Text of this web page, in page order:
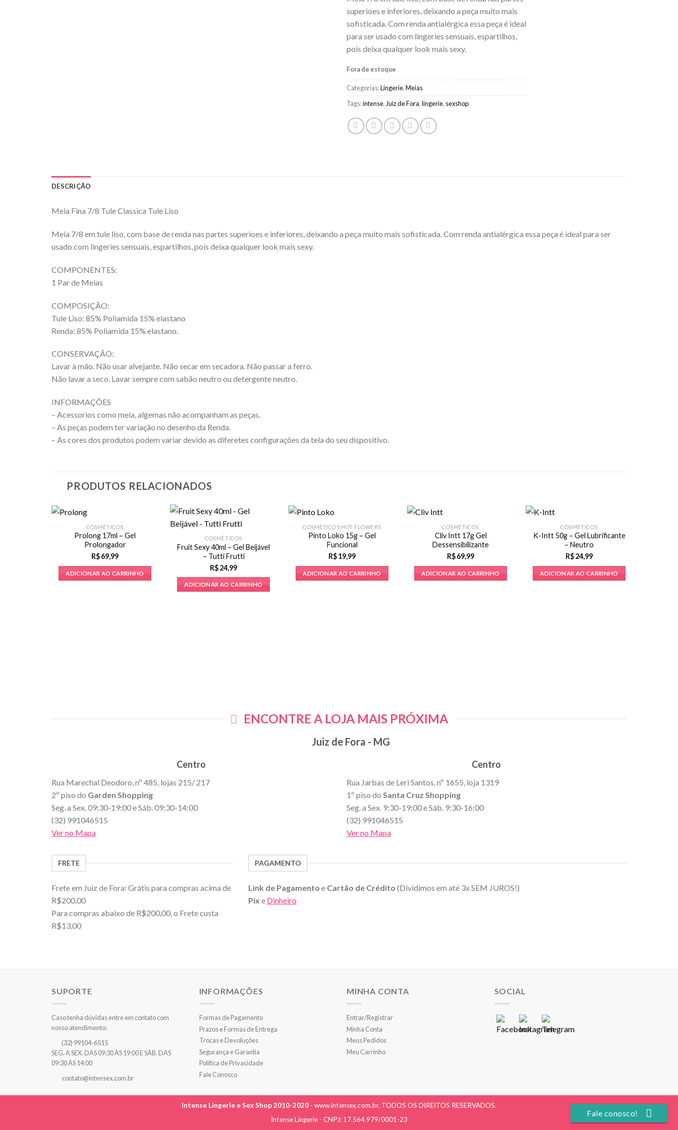
superioes e inferiores, deixando a peça muito mais
sofisticada. Com renda antialérgica essa peça é ideal
para ser usado com lingeries sensuais, espartilhos,
pois deixa qualquer look mais sexy.
Fora de estoque
Categorias:Lingerie,Meias
Tags:intense, Juiz de Fora,lingerie, sexshop
DESCRIÇÃO
Meia Fina 7/8 Tule Classica Tule Liso
Meia 7/8 em tule liso, com base de renda nas partes superioes e inferiores, deixando a peça muito mais sofisticada. Com renda antialérgica essa peça é ideal para ser
usado com lingeries sensuais, espartilhos, pois deixa qualquer look mais sexy.
COMPONENTES:
1 Par de Meias
COMPOSIÇÃO:
Tule Liso: 85% Poliamida 15% elastano
Renda: 85% Poliamida 15% elastano.
CONSERVAÇÃO:
Lavar à mão. Não usar alvejante. Não secar em secadora. Não passar a ferro.
Não lavar a seco. Lavar sempre com sabão neutro ou detergente neutro.
INFORMAÇÕES
– Acessorios como meia, algemas não acompanham as peças.
– As peças podem ter variação no desenho da Renda.
– As cores dos produtos podem variar devido as diferetes configurações da tela do seu dispositivo.
PRODUTOS RELACIONADOS
COSMÉTICOS
Prolong 17ml – Gel
Prolongador
R$ 69,99
ADICIONAR AO CARRINHO
COSMÉTICOS
Fruit Sexy 40ml – Gel Beijável
– Tutti Frutti
R$ 24,99
ADICIONAR AO CARRINHO
COSMÉTICOS HOT FLOWERS
Pinto Loko 15g – Gel
Funcional
R$ 19,99
ADICIONAR AO CARRINHO
COSMÉTICOS
Cliv Intt 17g Gel
Dessensibilizante
R$ 69,99
ADICIONAR AO CARRINHO
COSMÉTICOS
K-Intt 50g – Gel Lubrificante
– Neutro
R$ 24,99
ADICIONAR AO CARRINHO
ENCONTRE A LOJA MAIS PRÓXIMA
Juiz de Fora - MG
Centro
Rua Marechal Deodoro, nº 485, lojas 215/ 217
2º piso do Garden Shopping
Seg. a Sex. 09:30-19:00 e Sáb. 09:30-14:00
(32) 991046515
Ver no Mapa
Centro
Rua Jarbas de Leri Santos, nº 1655, loja 1319
1º piso do Santa Cruz Shopping
Seg. a Sex. 9:30-19:00 e Sáb. 9:30-16:00
(32) 991046515
Ver no Mapa
FRETE
Frete em Juiz de Fora: Grátis para compras acima de
R$200,00
Para compras abaixo de R$200,00, o Frete custa
R$13,00
PAGAMENTO
Link de Pagamento e Cartão de Crédito (Dividimos em até 3x SEM JUROS!)
Pix e Dinheiro
SUPORTE
Caso tenha dúvidas entre em contato com
nosso atendimento:
(32) 99104-6515
SEG. A SEX. DAS 09:30 ÀS 19:00 E SÁB. DAS
09:30 ÀS 14:00
contato@intensex.com.br
INFORMAÇÕES
Formas de Pagamento
Prazos e Formas de Entrega
Trocas e Devoluções
Segurança e Garantia
Política de Privacidade
Fale Conosco
MINHA CONTA
Entrar/Registrar
Minha Conta
Meus Pedidos
Meu Carrinho
SOCIAL
Intense Lingerie e Sex Shop 2010-2020 - www.intensex.com.br. TODOS OS DIREITOS RESERVADOS.
Intense Lingerie - CNPJ: 17.564.979/0001-23
Fale conosco!